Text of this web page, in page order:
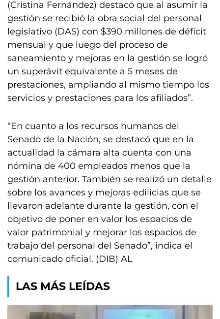
(Cristina Fernández) destacó que al asumir la
gestión se recibió la obra social del personal
legislativo (DAS) con $390 millones de déficit
mensual y que luego del proceso de
saneamiento y mejoras en la gestión se logró
un superávit equivalente a 5 meses de
prestaciones, ampliando al mismo tiempo los
servicios y prestaciones para los afiliados”.
“En cuanto a los recursos humanos del
Senado de la Nación, se destacó que en la
actualidad la cámara alta cuenta con una
nómina de 400 empleados menos que la
gestión anterior. También se realizó un detalle
sobre los avances y mejoras edilicias que se
llevaron adelante durante la gestión, con el
objetivo de poner en valor los espacios de
valor patrimonial y mejorar los espacios de
trabajo del personal del Senado”, indica el
comunicado oficial. (DIB) AL
LAS MÁS LEÍDAS